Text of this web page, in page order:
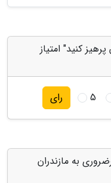
کنید" امتیاز
5 رای
به مازندران